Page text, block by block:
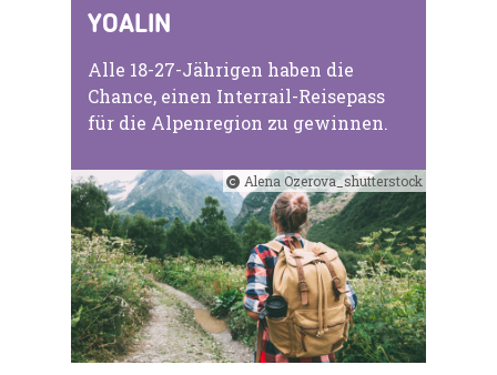
YOALIN
Alle 18-27-Jährigen haben die
Chance, einen Interrail-Reisepass
für die Alpenregion zu gewinnen.
Alena Ozerova_shutterstock